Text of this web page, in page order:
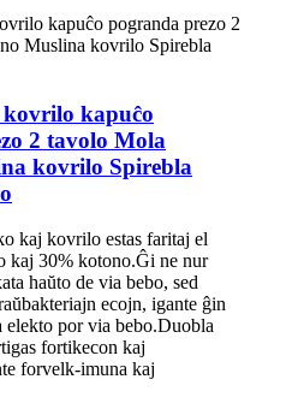
kapuĉo
2 tavolo Mola
kovrilo Spirebla
kaj kovrilo estas faritaj el
kaj 30% kotono.Ĝi ne nur
haŭto de via bebo, sed
ecojn, igante ĝin
elekto por via bebo.Duobla
fortikecon kaj
forvelk-imuna kaj